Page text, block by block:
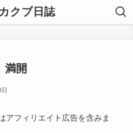
クブ日誌
満開
アフィリエイト広告を含みま